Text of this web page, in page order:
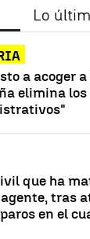
Lo
a acoger
elimina
que ha
tras
en el